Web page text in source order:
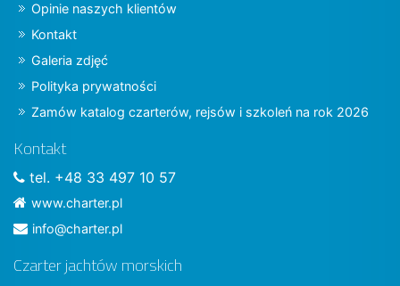
Opinie naszych klientów
Kontakt
Galeria zdjęć
Polityka prywatności
Zamów katalog czarterów, rejsów i szkoleń na rok 2026
Kontakt
tel. +48 33 497 10 57
www.charter.pl
info@charter.pl
Czarter jachtów morskich